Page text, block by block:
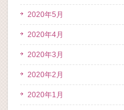
2020年5月
2020年4月
2020年3月
2020年2月
2020年1月